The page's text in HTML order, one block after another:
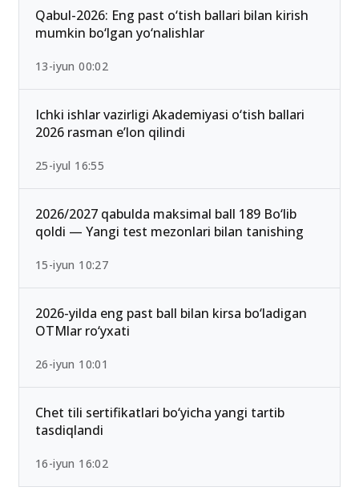
Qabul-2026: Eng past o‘tish ballari bilan kirish
mumkin bo‘lgan yo‘nalishlar
13-iyun 00:02
Ichki ishlar vazirligi Akademiyasi o‘tish ballari
2026 rasman e’lon qilindi
25-iyul 16:55
2026/2027 qabulda maksimal ball 189 Bo‘lib
qoldi — Yangi test mezonlari bilan tanishing
15-iyun 10:27
2026-yilda eng past ball bilan kirsa bo‘ladigan
OTMlar ro‘yxati
26-iyun 10:01
Chet tili sertifikatlari bo‘yicha yangi tartib
tasdiqlandi
16-iyun 16:02